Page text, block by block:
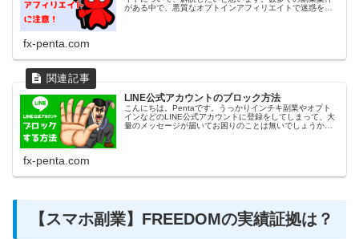
がある中で、悪質なオプトインアフィリエイトで迷惑を被
fx-penta.com
LINE公式アカウントのブロック方法
こんにちは。Pentaです。うっかりインチキ副業やオプト
インなどのLINE公式アカウントに登録をしてしまって、大
量のメッセージが届いてお困りのことは無いでしょうか。
fx-penta.com
【スマホ副業】FREEDOMの実績証拠は？